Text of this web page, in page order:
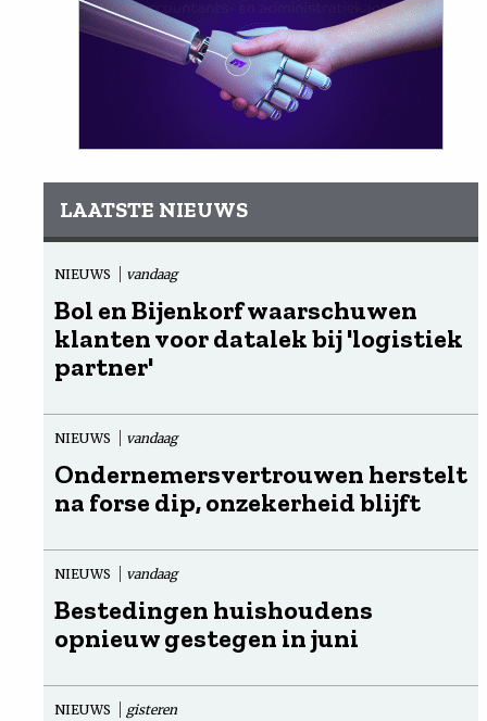
LAATSTE NIEUWS
NIEUWS vandaag
Bol en Bijenkorf waarschuwen
klanten voor datalek bij 'logistiek
partner'
NIEUWS vandaag
Ondernemersvertrouwen herstelt
na forse dip, onzekerheid blijft
NIEUWS vandaag
Bestedingen huishoudens
opnieuw gestegen in juni
NIEUWS gisteren